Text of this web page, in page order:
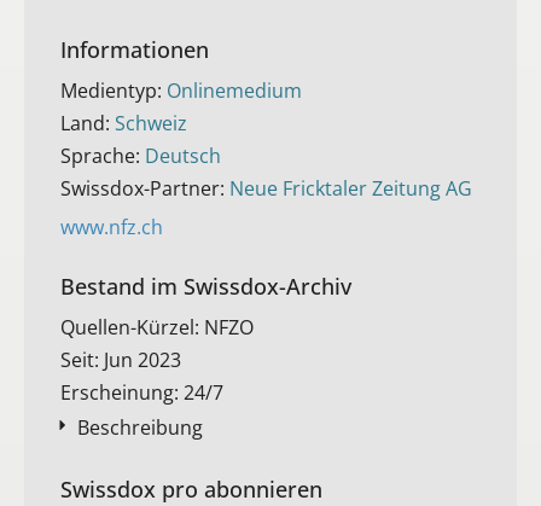
Informationen
Medientyp: Onlinemedium
Land: Schweiz
Sprache: Deutsch
Swissdox-Partner: Neue Fricktaler Zeitung AG
www.nfz.ch
Bestand im Swissdox-Archiv​
Quellen-Kürzel: NFZO
Seit: Jun 2023
Erscheinung: 24/7
Beschreibung
Swissdox pro abonnieren